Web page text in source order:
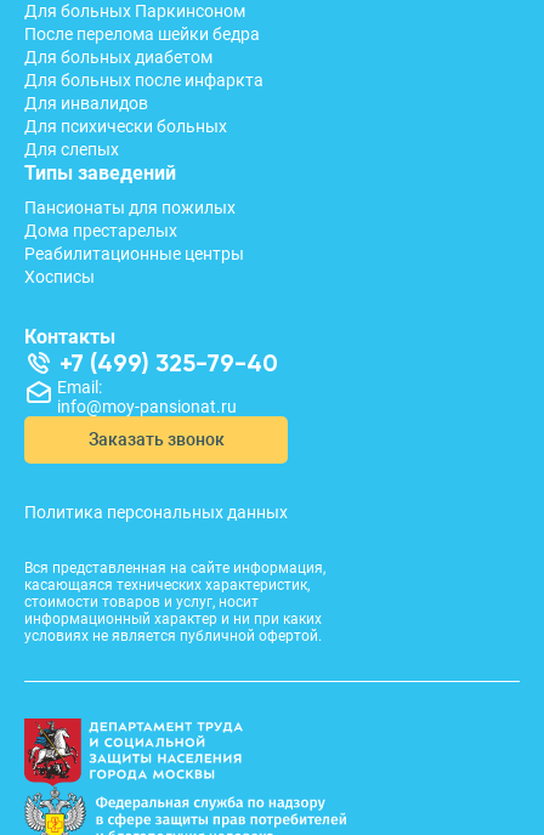
Вся представленная на сайте информация,
касающаяся технических характеристик,
стоимости товаров и услуг, носит
информационный характер и ни при каких
условиях не является публичной офертой.
Для больных Паркинсоном
После перелома шейки бедра
Для больных диабетом
Для больных после инфаркта
Для инвалидов
Для психически больных
Для слепых
Типы заведений
Пансионаты для пожилых
Дома престарелых
Реабилитационные центры
Хосписы
Контакты
+7 (499) 325-79-40
Email:
info@moy-pansionat.ru
Заказать звонок
Политика персональных данных